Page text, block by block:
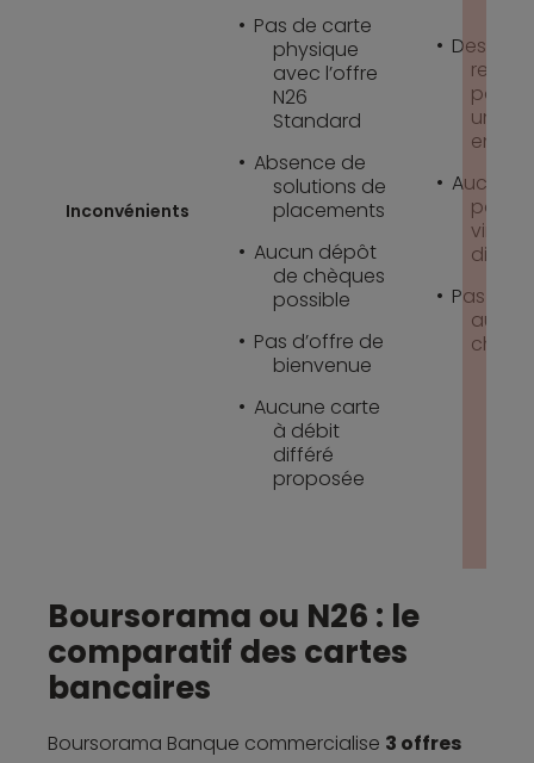
Inconvénients
Pas de carte
physique
avec l’offre
N26
Standard
Absence de
solutions de
placements
Aucun dépôt
de chèques
possible
Pas d’offre de
bienvenue
Aucune carte
à débit
différé
proposée
Des
pour
une
en
Aucune
Pas de
au
Boursorama ou N26 : le
comparatif des cartes
bancaires
Boursorama Banque commercialise 3 offres